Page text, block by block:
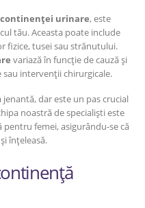
urinare, este
tău. Aceasta poate include
fizice, tusei sau strănutului.
variază în funcție de cauză și
intervenții chirurgicale.
jenantă, dar este un pas crucial
noastră de specialiști este
pentru femei, asigurându-se că
înțeleasă.